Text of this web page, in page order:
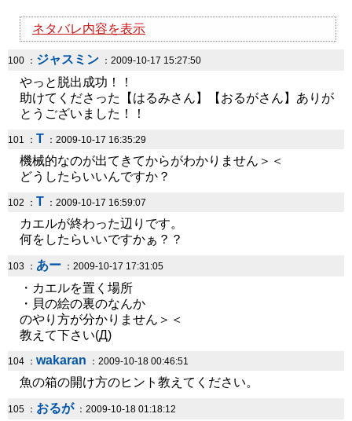
ネタバレ内容を表示
100 ： ジャスミン ：2009-10-17 15:27:50
やっと脱出成功！！
助けてくださった【はるみさん】【おるがさん】ありが
とうございました！！
101 ： T ：2009-10-17 16:35:29
機械的なのが出てきてからがわかりません＞＜
どうしたらいいんですか？
102 ： T ：2009-10-17 16:59:07
カエルが終わった辺りです。
何をしたらいいですかぁ？？
103 ： あー ：2009-10-17 17:31:05
・カエルを置く場所
・貝の絵の裏のなんか
のやり方が分かりません＞＜
教えて下さい(Д)
104 ： wakaran ：2009-10-18 00:46:51
魚の箱の開け方のヒント教えてください。
105 ： おるが：2009-10-18 01:18:12